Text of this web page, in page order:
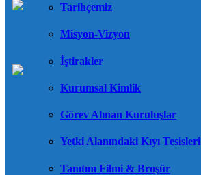
Tarihçemiz
Misyon-Vizyon
İştirakler
Kurumsal Kimlik
Görev Alınan Kuruluşlar
Yetki Alanındaki Kıyı Tesisleri
Tanıtım Filmi & Broşür